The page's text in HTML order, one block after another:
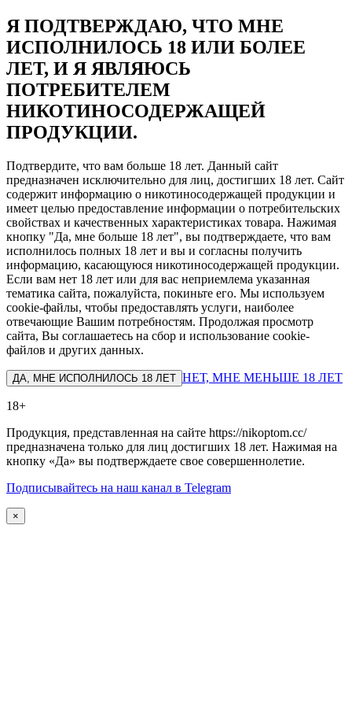
Я ПОДТВЕРЖДАЮ, ЧТО МНЕ
ИСПОЛНИЛОСЬ 18 ИЛИ БОЛЕЕ
ЛЕТ, И Я ЯВЛЯЮСЬ
ПОТРЕБИТЕЛЕМ
НИКОТИНОСОДЕРЖАЩЕЙ
ПРОДУКЦИИ.
Подтвердите, что вам больше 18 лет. Данный сайт
предназначен исключительно для лиц, достигших 18 лет. Сайт
содержит информацию о никотиносодержащей продукции и
имеет целью предоставление информации о потребительских
свойствах и качественных характеристиках товара. Нажимая
кнопку "Да, мне больше 18 лет", вы подтверждаете, что вам
исполнилось полных 18 лет и вы и согласны получить
информацию, касающуюся никотиносодержащей продукции.
Если вам нет 18 лет или для вас неприемлема указанная
тематика сайта, пожалуйста, покиньте его. Мы используем
cookie-файлы, чтобы предоставлять услуги, наиболее
отвечающие Вашим потребностям. Продолжая просмотр
сайта, Вы соглашаетесь на сбор и использование cookie-
файлов и других данных.
ДА, МНЕ ИСПОЛНИЛОСЬ 18 ЛЕТ НЕТ, МНЕ МЕНЬШЕ 18 ЛЕТ
18+
Продукция, представленная на сайте https://nikoptom.cc/
предназначена только для лиц достигших 18 лет. Нажимая на
кнопку «Да» вы подтверждаете свое совершеннолетие.
Подписывайтесь на наш канал в Telegram
×